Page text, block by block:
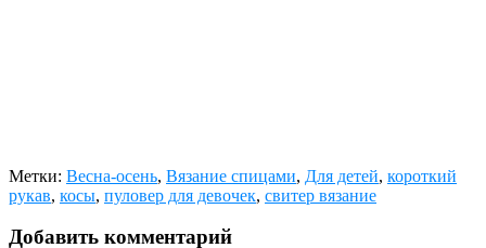
Метки: Весна-осень, Вязание спицами, Для детей, короткий
рукав, косы, пуловер для девочек, свитер вязание
Добавить комментарий